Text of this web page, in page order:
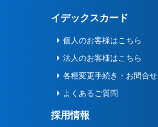
イデックスカード
個人のお客様はこちら
法人のお客様はこちら
各種変更手続き・お問合せ
よくあるご質問
採用情報